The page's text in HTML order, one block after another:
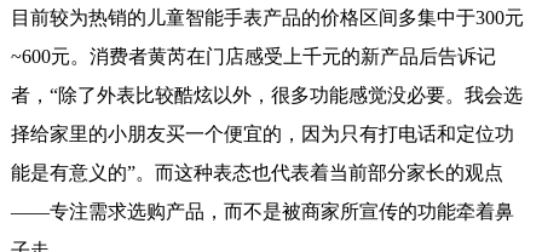
目前较为热销的儿童智能手表产品的价格区间多集中于300元
~600元。消费者黄芮在门店感受上千元的新产品后告诉记
者，“除了外表比较酷炫以外，很多功能感觉没必要。我会选
择给家里的小朋友买一个便宜的，因为只有打电话和定位功
能是有意义的”。而这种表态也代表着当前部分家长的观点
——专注需求选购产品，而不是被商家所宣传的功能牵着鼻